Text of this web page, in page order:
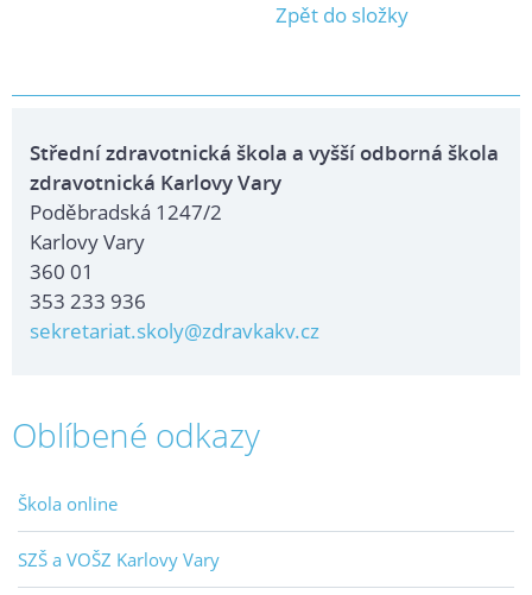
Zpět do složky
Střední zdravotnická škola a vyšší odborná škola
zdravotnická Karlovy Vary
Poděbradská 1247/2
Karlovy Vary
360 01
353 233 936
sekretariat.skoly@zdravkakv.cz
Oblíbené odkazy
Škola online
SZŠ a VOŠZ Karlovy Vary